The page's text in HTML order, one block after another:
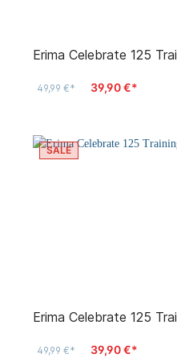
Erima Celebrate 125
49,99 €* 39,90 €*
SALE
Erima Celebrate 125
49,99 €* 39,90 €*